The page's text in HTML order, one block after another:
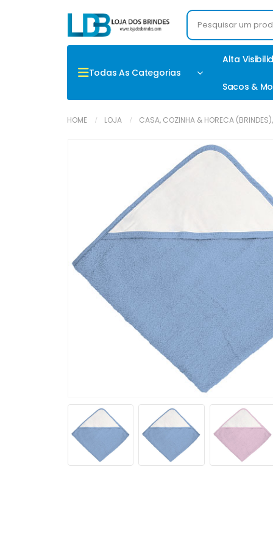
Todas As Categorias
Alta
Sacos &
HOME LOJA CASA, COZINHA & HORECA (BRINDES),